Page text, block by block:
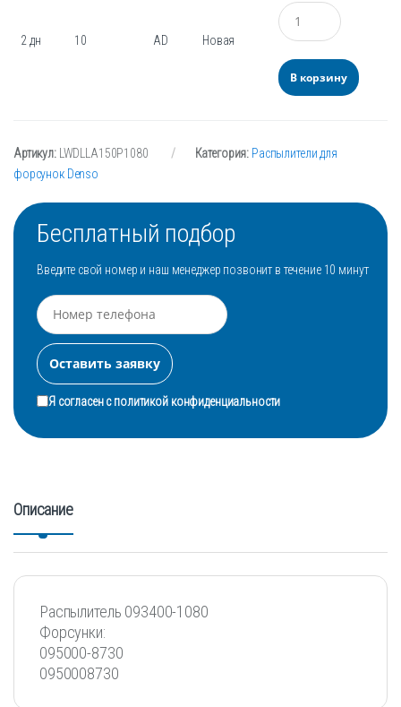
2 дн 10 AD Новая
Количество
В корзину
Артикул: LWDLLA150P1080 Категория: Распылители для
форсунок Denso
Бесплатный подбор
Введите свой номер и наш менеджер позвонит в течение 10 минут
Я согласен сполитикой конфиденциальности
Описание
Распылитель 093400-1080
Форсунки:
095000-8730
0950008730